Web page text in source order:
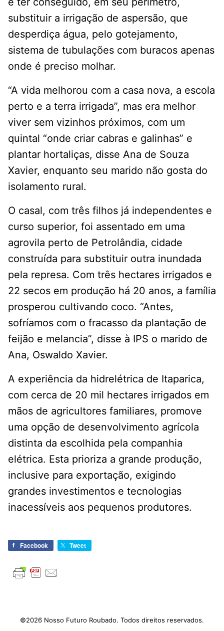
substituir a irrigação de aspersão, que
desperdiça água, pelo gotejamento,
sistema de tubulações com buracos apenas
onde é preciso molhar.
“A vida melhorou com a casa nova, a escola
perto e a terra irrigada”, mas era melhor
viver sem vizinhos próximos, com um
quintal “onde criar cabras e galinhas” e
plantar hortaliças, disse Ana de Souza
Xavier, enquanto seu marido não gosta do
isolamento rural.
O casal, com três filhos já independentes e
curso superior, foi assentado em uma
agrovila perto de Petrolândia, cidade
construída para substituir outra inundada
pela represa. Com três hectares irrigados e
22 secos em produção há 20 anos, a família
prosperou cultivando coco. “Antes,
sofríamos com o fracasso da plantação de
feijão e melancia”, disse à IPS o marido de
Ana, Oswaldo Xavier.
A experiência da hidrelétrica de Itaparica,
com cerca de 20 mil hectares irrigados em
mãos de agricultores familiares, promove
uma opção de desenvolvimento agrícola
distinta da escolhida pela companhia
elétrica. Esta prioriza a grande produção,
inclusive para exportação, exigindo
grandes investimentos e tecnologias
inacessíveis aos pequenos produtores.
Facebook Tweet
©2026 Nosso Futuro Roubado. Todos direitos reservados.